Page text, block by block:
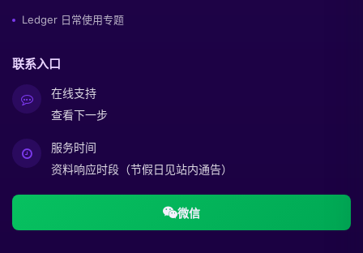
Ledger 日常使用专题
联系入口
在线支持
查看下一步
服务时间
资料响应时段（节假日见站内通告）
微信